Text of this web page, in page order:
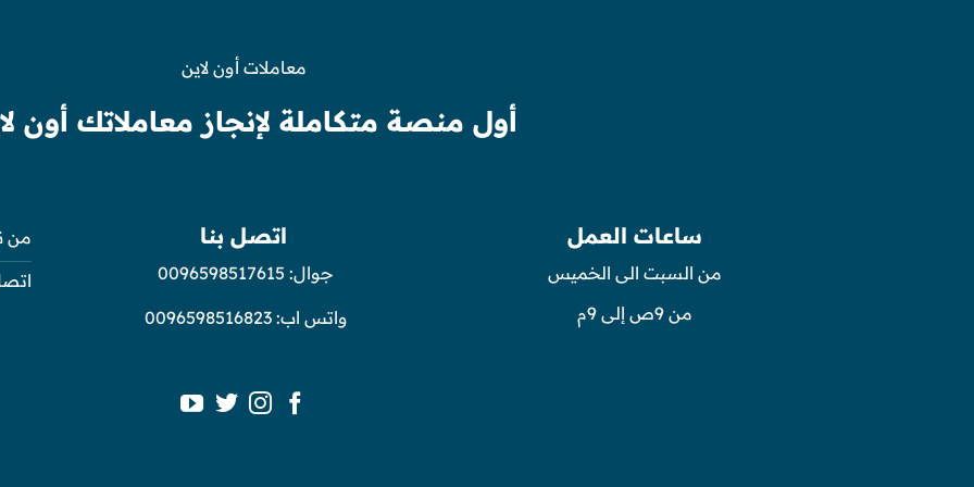
معاملات أون لاين
أول منصة متكاملة لإنجاز معاملاتك أون
ساعات العمل
من السبت الى الخميس
من 9ص إلى 9م
اتصل بنا
جوال: 0096598517615
واتس اب:0096598516823
من